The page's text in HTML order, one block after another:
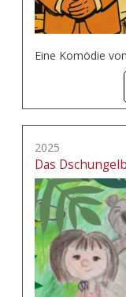
Eine Komödie
2025
Das